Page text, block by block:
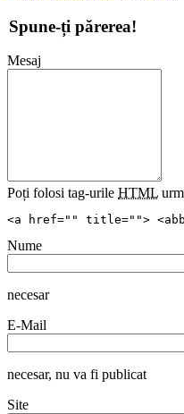
Spune-ți părerea!
Mesaj
Poți folosi tag-urile HTML
<a href="" title="">
Nume
necesar
E-Mail
necesar, nu va fi publicat
Site